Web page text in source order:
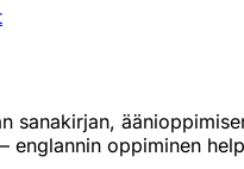
sanakirjan,
englannin oppiminen